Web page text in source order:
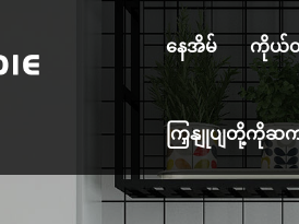
နေအိမ် ကိုယ်တို့
ကြှနျုပျတို့ကိုဆက